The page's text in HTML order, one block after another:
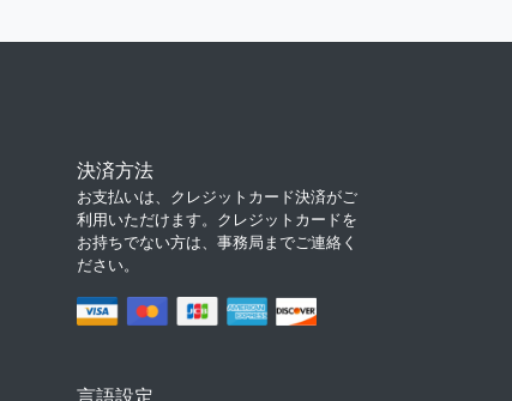
決済方法
お支払いは、クレジットカード決済がご
利用いただけます。クレジットカードを
お持ちでない方は、事務局までご連絡く
ださい。
言語設定